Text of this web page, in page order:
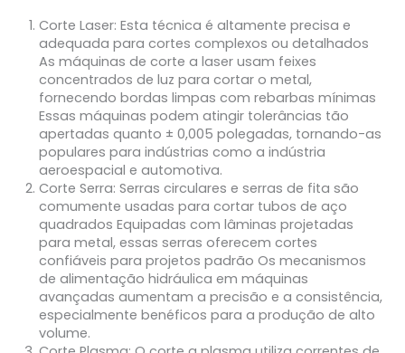
Corte Laser: Esta técnica é altamente precisa e
adequada para cortes complexos ou detalhados
As máquinas de corte a laser usam feixes
concentrados de luz para cortar o metal,
fornecendo bordas limpas com rebarbas mínimas
Essas máquinas podem atingir tolerâncias tão
apertadas quanto ± 0,005 polegadas, tornando-as
populares para indústrias como a indústria
aeroespacial e automotiva.
Corte Serra: Serras circulares e serras de fita são
comumente usadas para cortar tubos de aço
quadrados Equipadas com lâminas projetadas
para metal, essas serras oferecem cortes
confiáveis para projetos padrão Os mecanismos
de alimentação hidráulica em máquinas
avançadas aumentam a precisão e a consistência,
especialmente benéficos para a produção de alto
volume.